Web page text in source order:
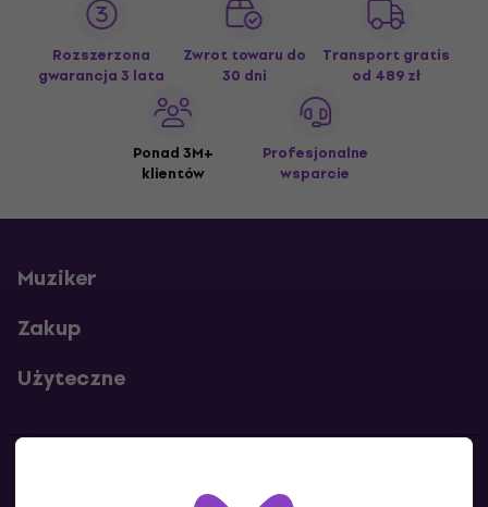
Rozszerzona
gwarancja 3 lata
Zwrot towaru do
30 dni
Transport gratis
od 489 zł
Ponad 3M+
klientów
Profesjonalne
wsparcie
Muziker
Zakup
Użyteczne